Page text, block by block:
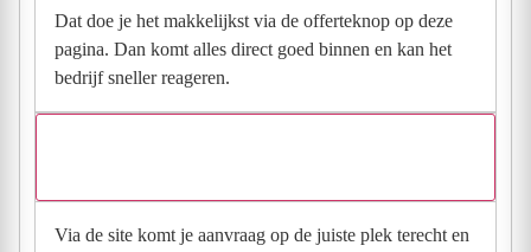
Dat doe je het makkelijkst via de offerteknop op deze
pagina. Dan komt alles direct goed binnen en kan het
bedrijf sneller reageren.
Via de site komt je aanvraag op de juiste plek terecht en